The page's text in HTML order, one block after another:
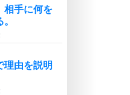
相手に何を
理由を説明